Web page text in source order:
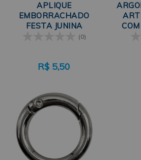
APLIQUE
EMBORRACHADO
FESTA JUNINA
DANÇARINOS COM 5
(0)
R$ 5,50